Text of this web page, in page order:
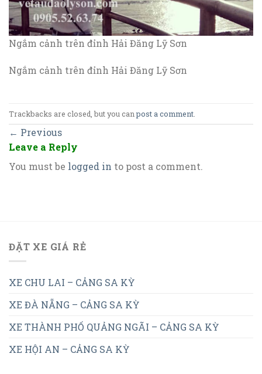
Ngắm cảnh trên đỉnh Hải Đăng Lỹ Sơn
Ngắm cảnh trên đỉnh Hải Đăng Lỹ Sơn
Trackbacks are closed, but you canpost a comment
← Previous
Leave a Reply
You must be logged in to post a comment.
ĐẶT XE GIÁ RẺ
XE CHU LAI – CẢNG SA KỲ
XE ĐÀ NẴNG – CẢNG SA KỲ
XE THÀNH PHỐ QUẢNG NGÃI – CẢNG SA KỲ
XE HỘI AN – CẢNG SA KỲ